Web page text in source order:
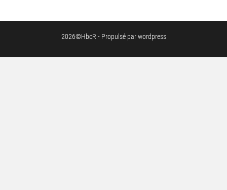
2026©HbcR - Propulsé par wordpress